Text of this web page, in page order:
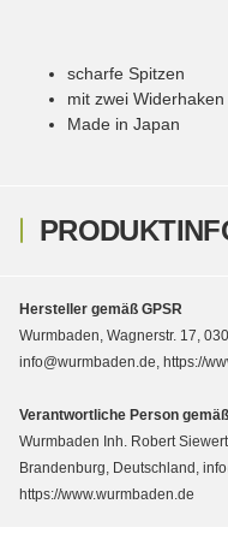
scharfe Spitzen
mit zwei Widerhaken
Made in Japan
Hersteller gemäß GPSR
Wurmbaden, Wagnerstr. 17,
info@wurmbaden.de, https://
Verantwortliche Person
Wurmbaden Inh. Robert
Brandenburg, Deutschland,
https://www.wurmbaden.de